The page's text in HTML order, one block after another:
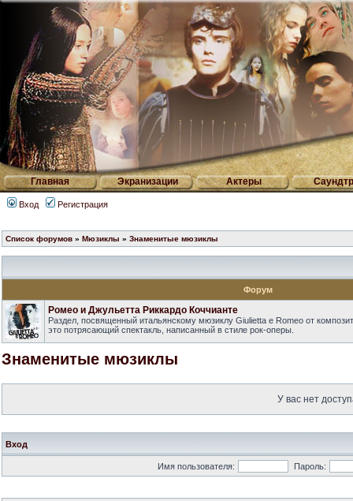
Главная Экранизации Актеры
Вход Регистрация
Список форумов » Мюзиклы » Знаменитые мюзиклы
Форум
Ромео и Джульетта Риккардо Коччианте
Раздел, посвященный итальянскому мюзиклу Giulietta e Romeo от
это потрясающий спектакль, написанный в стиле рок-оперы.
Знаменитые мюзиклы
У вас нет
Вход
Имя пользователя: Пароль: